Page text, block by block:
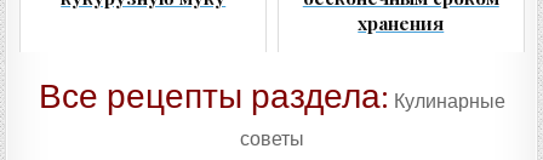
хранения
Все рецепты раздела: Кулинарные
советы